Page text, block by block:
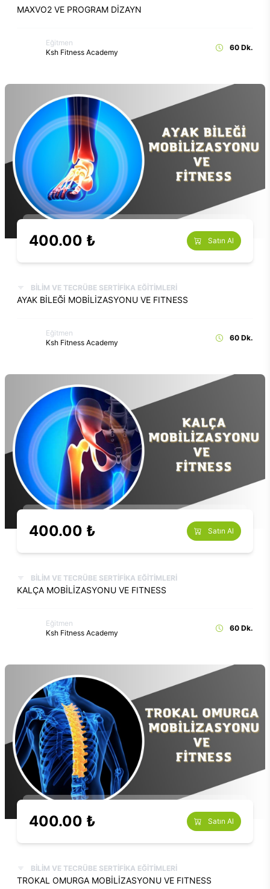
MAXVO2 VE PROGRAM DİZAYN
Eğitmen
Ksh Fitness Academy
60 Dk.
400.00 ₺ Satın Al
BİLİM VE TECRÜBE SERTİFİKA EĞİTİMLERİ
AYAK BİLEĞİ MOBİLİZASYONU VE FITNESS
Eğitmen
Ksh Fitness Academy
60 Dk.
400.00 ₺ Satın Al
BİLİM VE TECRÜBE SERTİFİKA EĞİTİMLERİ
KALÇA MOBİLİZASYONU VE FITNESS
Eğitmen
Ksh Fitness Academy
60 Dk.
400.00 ₺ Satın Al
BİLİM VE TECRÜBE SERTİFİKA EĞİTİMLERİ
TROKAL OMURGA MOBİLİZASYONU VE FITNESS